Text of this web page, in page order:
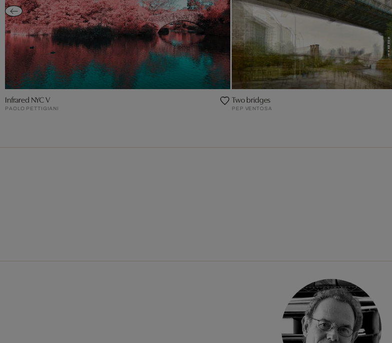
Infrared NYC V
PAOLO PETTIGIANI
Two bridges
PEP VENTOSA